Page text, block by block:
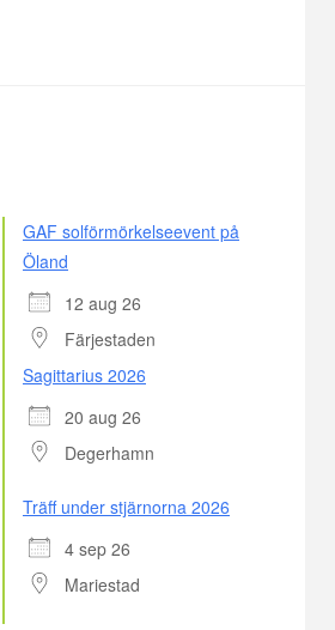
GAF solförmörkelseevent på
Öland
12 aug 26
Färjestaden
Sagittarius 2026
20 aug 26
Degerhamn
Träff under stjärnorna 2026
4 sep 26
Mariestad